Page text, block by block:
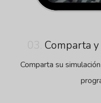
Comparta
Comparta su